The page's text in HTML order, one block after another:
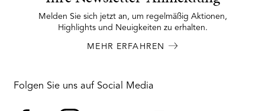
Melden Sie sich jetzt an, um regelmäßig Aktionen,
Highlights und Neuigkeiten zu erhalten.
MEHR ERFAHREN
Folgen Sie uns auf Social Media